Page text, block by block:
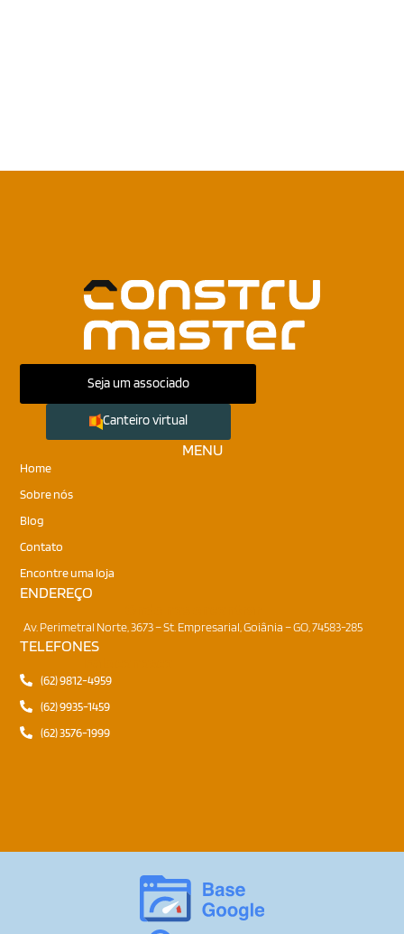
Seja um associado
Canteiro virtual
MENU
Home
Sobre nós
Blog
Contato
Encontre uma loja
ENDEREÇO
Av. Perimetral Norte, 3673 – St. Empresarial, Goiânia – GO, 74583-285
TELEFONES
(62) 9812-4959
(62) 9935-1459
(62) 3576-1999